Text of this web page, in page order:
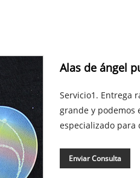
Alas de ángel
Servicio1. Entrega
grande y podemos
especializado para
Enviar Consulta